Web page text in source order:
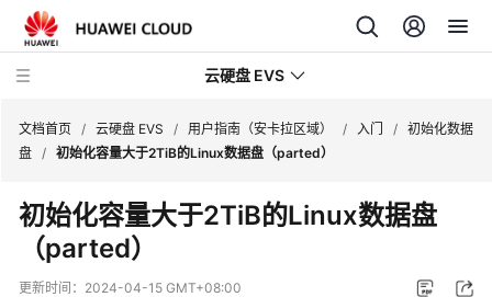
云硬盘 EVS
最
新
动
文档首页 / 云硬盘 EVS / 用户指南（安卡拉区域） / 入门 / 初始化数据
盘 / 初始化容量大于2TiB的Linux数据盘（parted）
初始化容量大于2TiB的Linux数据盘
（parted）
更新时间： 2024-04-15 GMT+08:00